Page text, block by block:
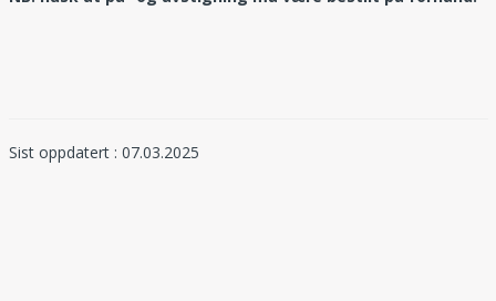
Sist oppdatert : 07.03.2025